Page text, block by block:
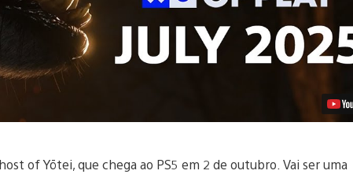
of Yōtei, que chega ao PS5 em 2 de outubro. Vai ser uma